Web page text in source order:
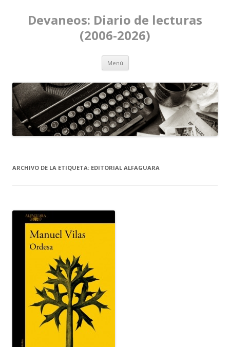
Devaneos: Diario de lecturas
(2006-2026)
Menú Ir al contenido
ARCHIVO DE LA ETIQUETA: EDITORIAL ALFAGUARA